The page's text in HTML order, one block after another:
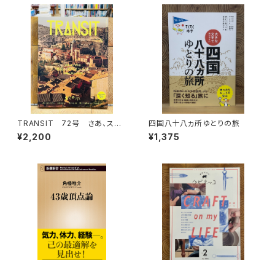
TRANSIT 72号 さあ、スペ
インへ！ 太陽と海と土の国
¥2,200
四国八十八ヵ所ゆとりの旅
¥1,375